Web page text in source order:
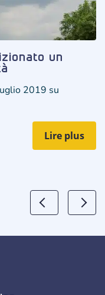
un
2019 su
Lire plus